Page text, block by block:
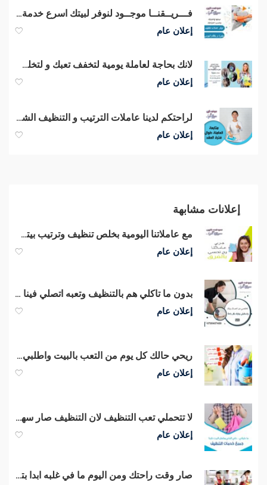
فـــريــقنــا موجــود لنوفر لبيتك اسرع خدمة تنظيف و ترتيب يومية بخبرة
إعلان عام
لانك بحاجة لعاملة يومية لتخفف تعبك و لتخلص من التنظيف طلبك موجود عنا
إعلان عام
لراحتكم لدينا عاملات الترتيب و التنظيف الشامل اليومي بخبرة عالية وبأقل الاسعار
إعلان عام
إعلانات مشابهة
مع عاملاتنا اليومية بخلص تنظيف وترتيب بيتك و انتي مرتاحة بأقل الاسعار
إعلان عام
بدون ما تاكلي هم بالتنظيف وتعبه اتصلي فينا واختاري عاملتك اليومية
إعلان عام
ريحي حالك كل يوم من التعب بالبيت واطلبي عاملاتنا اليومية الي بريحوكي بأقل سعر
إعلان عام
لا تتحملي تعب التنظيف لان التنظيف صار سهل و سريع مع عاملاتنا
إعلان عام
صار وقت راحتك ومن اليوم ما في غلبه ابدا بتنظيف بيتك مع عاملاتنا